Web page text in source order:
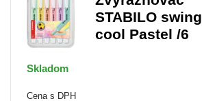
STABILO swing
cool Pastel /6
Skladom
Cena s DPH